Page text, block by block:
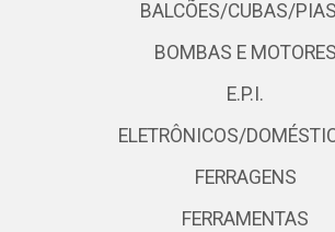
BALCÕES/CUBAS/
BOMBAS E MOTORES
E.P.I.
ELETRÔNICOS/
FERRAGENS
FERRAMENTAS